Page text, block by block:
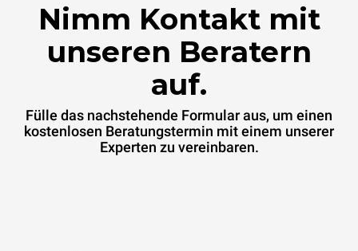
Nimm Kontakt mit
unseren Beratern
auf.
Fülle das nachstehende Formular aus, um einen
kostenlosen Beratungstermin mit einem unserer
Experten zu vereinbaren.